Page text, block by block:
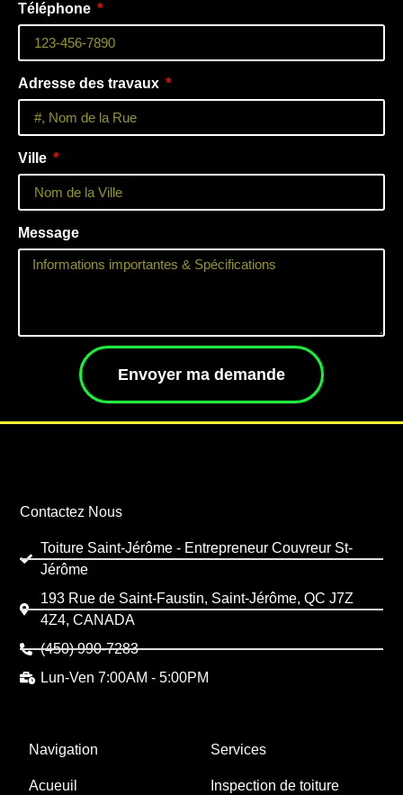
Téléphone
Adresse des travaux
Ville
Message
Envoyer ma demande
Services
Inspection de toiture
Navigation
Acueuil
Contactez Nous
Toiture Saint-Jérôme - Entrepreneur Couvreur St-
Jérôme
193 Rue de Saint-Faustin, Saint-Jérôme, QC J7Z
4Z4, CANADA
(450) 990-7283
Lun-Ven 7:00AM - 5:00PM